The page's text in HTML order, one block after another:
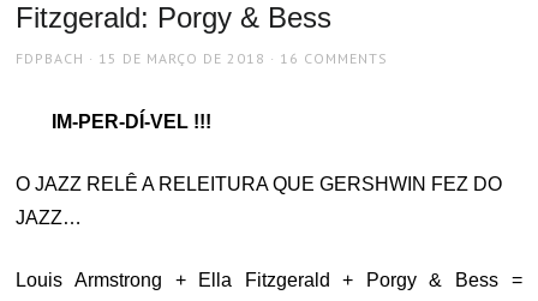
Fitzgerald: Porgy & Bess
AUTHOR
FDPBACH
POSTED
15 DE MARÇO DE 2018 16 COMMENTS
IM-PER-DÍ-VEL !!!
O JAZZ RELÊ A RELEITURA QUE GERSHWIN FEZ DO
JAZZ…
Louis Armstrong + Ella Fitzgerald + Porgy & Bess =